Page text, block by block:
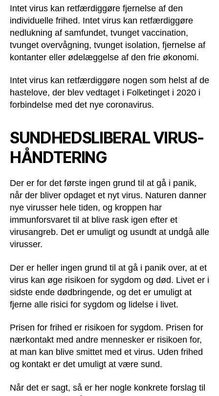
Intet virus kan retfærdiggøre fjernelse af den
individuelle frihed. Intet virus kan retfærdiggøre
nedlukning af samfundet, tvunget vaccination,
tvunget overvågning, tvunget isolation, fjernelse af
kontanter eller ødelæggelse af den frie økonomi.
Intet virus kan retfærdiggøre nogen som helst af de
hastelove, der blev vedtaget i Folketinget i 2020 i
forbindelse med det nye coronavirus.
SUNDHEDSLIBERAL VIRUS-
HÅNDTERING
Der er for det første ingen grund til at gå i panik,
når der bliver opdaget et nyt virus. Naturen danner
nye virusser hele tiden, og kroppen har
immunforsvaret til at blive rask igen efter et
virusangreb. Det er umuligt og usundt at undgå alle
virusser.
Der er heller ingen grund til at gå i panik over, at et
virus kan øge risikoen for sygdom og død. Livet er i
sidste ende dødbringende, og det er umuligt at
fjerne alle risici for sygdom og lidelse i livet.
Prisen for frihed er risikoen for sygdom. Prisen for
nærkontakt med andre mennesker er risikoen for,
at man kan blive smittet med et virus. Uden frihed
og kontakt er det umuligt at være sund.
Når det er sagt, så er her nogle konkrete forslag til